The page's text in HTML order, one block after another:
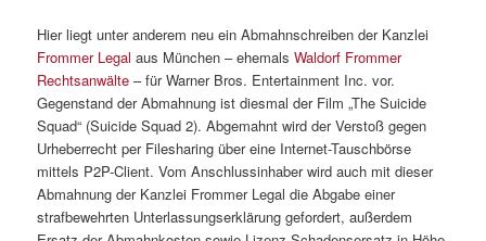
Hier liegt unter anderem neu ein Abmahnschreiben der Kanzlei
Frommer Legal aus München – ehemalsWaldorf Frommer
Rechtsanwälte – für Warner Bros. Entertainment Inc. vor.
Gegenstand der Abmahnung ist diesmal der Film „The Suicide
Squad“ (Suicide Squad 2). Abgemahnt wird der Verstoß gegen
Urheberrecht per Filesharing über eine Internet-Tauschbörse
mittels P2P-Client. Vom Anschlussinhaber wird auch mit dieser
Abmahnung der Kanzlei Frommer Legal die Abgabe einer
strafbewehrten Unterlassungserklärung gefordert, außerdem